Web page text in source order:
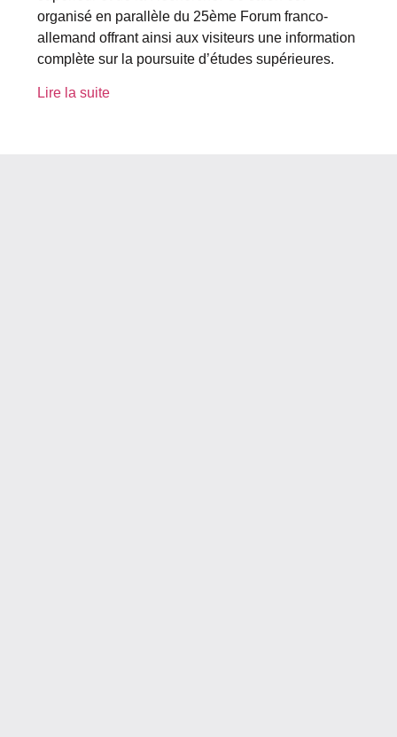
organisé en parallèle du 25ème Forum franco-
allemand offrant ainsi aux visiteurs une information
complète sur la poursuite d’études supérieures.
Lire la suite